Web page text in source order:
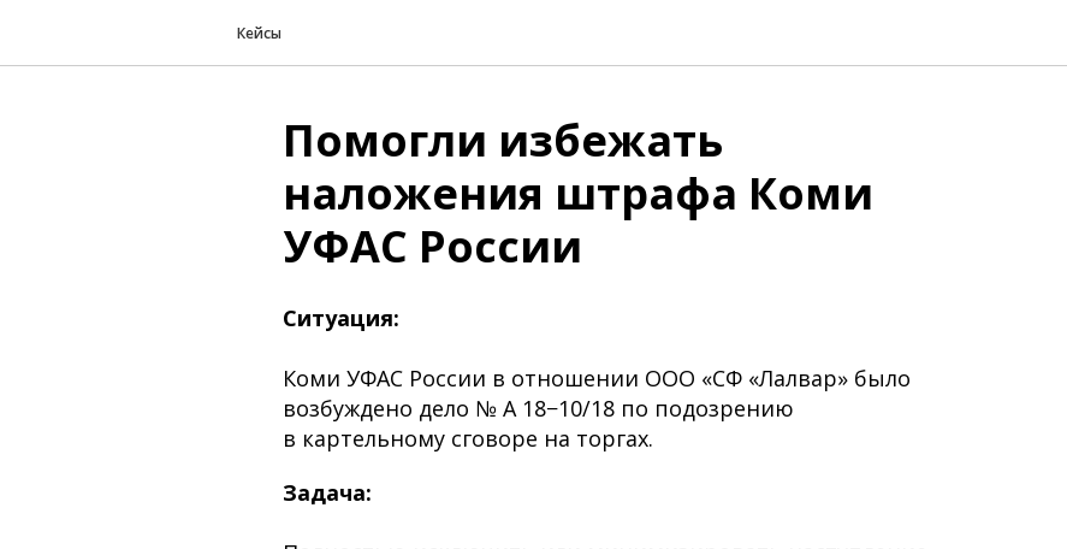
Кейсы
Помогли избежать
наложения штрафа Коми
УФАС России
Ситуация:
Коми УФАС России в отношении ООО «СФ «Лалвар» было
возбуждено дело № А 18−10/18 по подозрению
в картельному сговоре на торгах.
Задача: